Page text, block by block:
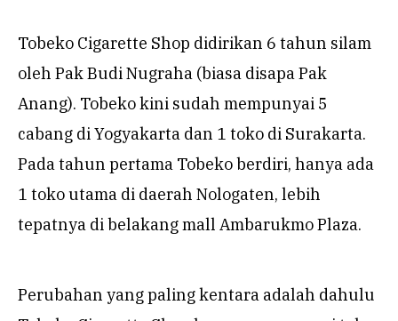
Tobeko Cigarette Shop didirikan 6 tahun silam
oleh Pak Budi Nugraha (biasa disapa Pak
Anang). Tobeko kini sudah mempunyai 5
cabang di Yogyakarta dan 1 toko di Surakarta.
Pada tahun pertama Tobeko berdiri, hanya ada
1 toko utama di daerah Nologaten, lebih
tepatnya di belakang mall Ambarukmo Plaza.
Perubahan yang paling kentara adalah dahulu